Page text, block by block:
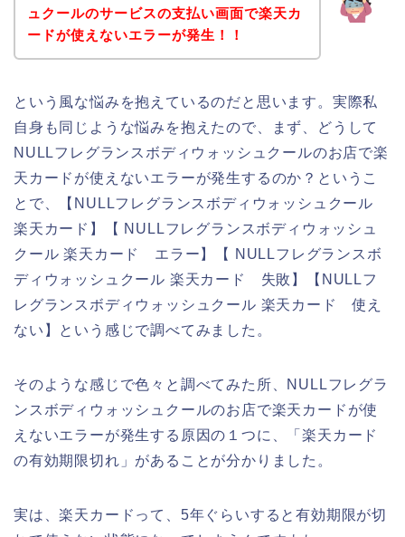
ュクールのサービスの支払い画面で楽天カ
ードが使えないエラーが発生！！
という風な悩みを抱えているのだと思います。実際私
自身も同じような悩みを抱えたので、まず、どうして
NULLフレグランスボディウォッシュクールのお店で楽
天カードが使えないエラーが発生するのか？というこ
とで、【NULLフレグランスボディウォッシュクール
楽天カード】【 NULLフレグランスボディウォッシュ
クール 楽天カード エラー】【 NULLフレグランスボ
ディウォッシュクール 楽天カード 失敗】【NULLフ
レグランスボディウォッシュクール 楽天カード 使え
ない】という感じで調べてみました。
そのような感じで色々と調べてみた所、NULLフレグラ
ンスボディウォッシュクールのお店で楽天カードが使
えないエラーが発生する原因の１つに、「楽天カード
の有効期限切れ」があることが分かりました。
実は、楽天カードって、5年ぐらいすると有効期限が切